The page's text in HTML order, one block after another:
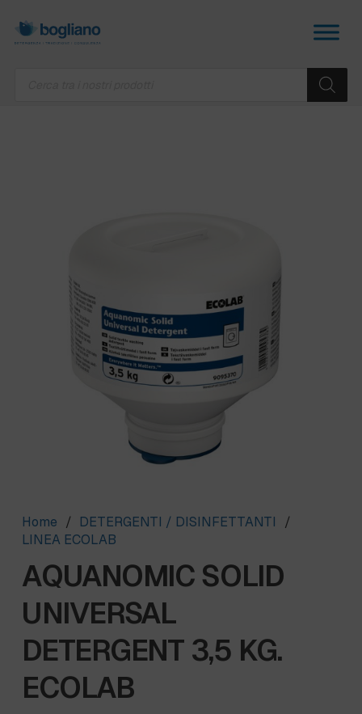
Home / DETERGENTI / DISINFETTANTI
/
LINEA ECOLAB
AQUANOMIC SOLID
UNIVERSAL
DETERGENT 3,5 KG.
ECOLAB